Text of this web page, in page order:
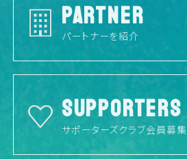
PARTNER
パートナーを紹介
SUPPORTERS
サポーターズクラブ会員募集